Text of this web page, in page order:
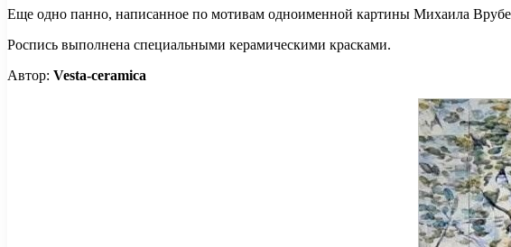
Еще одно панно, написанное по мотивам одноименной картины Михаила
Роспись выполнена специальными керамическими красками.
Автор: Vesta-ceramica